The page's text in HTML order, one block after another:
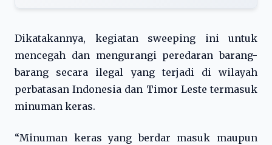
Dikatakannya, kegiatan sweeping ini untuk
mencegah dan mengurangi peredaran barang-
barang secara ilegal yang terjadi di wilayah
perbatasan Indonesia dan Timor Leste termasuk
minuman keras.
“Minuman keras yang berdar masuk maupun